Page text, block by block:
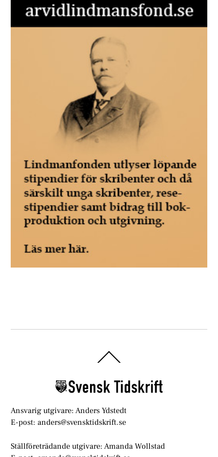
To
Ansvarig utgivare: Anders Ydstedt
E-post: anders@svensktidskrift.se
Ställföreträdande utgivare: Amanda Wollstad